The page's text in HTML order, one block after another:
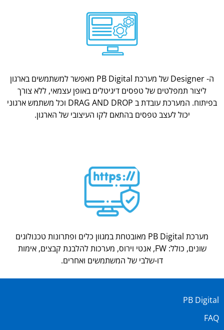
ה- Designer של מערכת PB Digital מאפשר למשתמשים בארגון
ליצור תמפלטים של טפסים דיגיטלים באופן עצמאי, ללא צורך
בפיתוח. המערכת עובדת ב DRAG AND DROP וכל משתמש ארגוני
יכול לעצב טפסים בהתאם לקו העיצובי של הארגון.
מערכת PB Digital מאובטחת במגוון כלים ופתרונות טכנולוגים
שונים, כולל: FW, אנטי וירוס, מערכות להלבנת קבצים, אימות
דו-שלבי של המשתמשים ואחרים.
PB Digital
FAQ